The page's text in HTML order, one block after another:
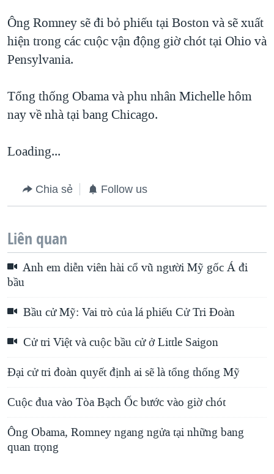
Ông Romney sẽ đi bỏ phiếu tại Boston và sẽ xuất
hiện trong các cuộc vận động giờ chót tại Ohio và
Pensylvania.
Tổng thống Obama và phu nhân Michelle hôm
nay về nhà tại bang Chicago.
Loading...
Chia sẻ Follow us
Liên quan
Anh em diễn viên hài cổ vũ người Mỹ gốc Á đi
bầu
Bầu cử Mỹ: Vai trò của lá phiếu Cử Tri Đoàn
Cử tri Việt và cuộc bầu cử ở Little Saigon
Đại cử tri đoàn quyết định ai sẽ là tổng thống Mỹ
Cuộc đua vào Tòa Bạch Ốc bước vào giờ chót
Ông Obama, Romney ngang ngửa tại những bang
quan trọng